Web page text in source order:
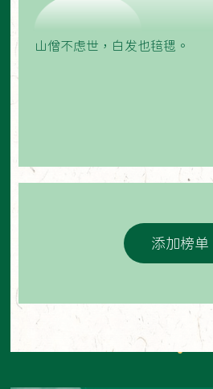
山僧不虑世，白发也毰毸。
添加榜单